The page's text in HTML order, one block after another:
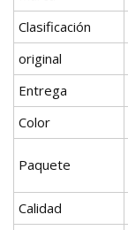
Clasificación
original
Entrega
Color
Paquete
Calidad